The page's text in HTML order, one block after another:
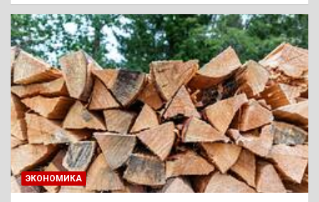
ЭКОНОМИКА